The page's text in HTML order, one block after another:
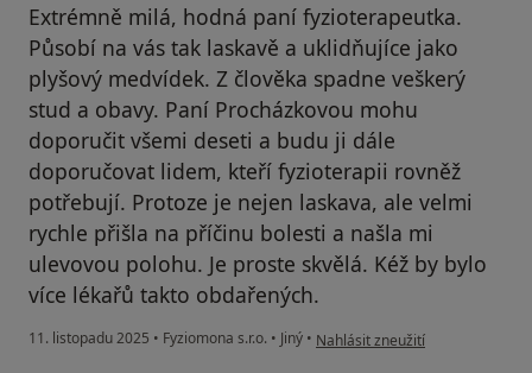
Extrémně milá, hodná paní fyzioterapeutka.
Působí na vás tak laskavě a uklidňujíce jako
plyšový medvídek. Z člověka spadne veškerý
stud a obavy. Paní Procházkovou mohu
doporučit všemi deseti a budu ji dále
doporučovat lidem, kteří fyzioterapii rovněž
potřebují. Protoze je nejen laskava, ale velmi
rychle přišla na příčinu bolesti a našla mi
ulevovou polohu. Je proste skvělá. Kéž by bylo
více lékařů takto obdařených.
11. listopadu 2025 • Fyziomona s.r.o. • Jiný • podle názoru uživatele Šarlota
Nahlásit zneužití